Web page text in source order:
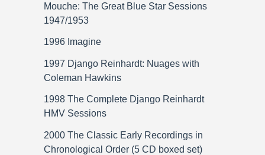
Mouche: The Great Blue Star Sessions
1947/1953
1996 Imagine
1997 Django Reinhardt: Nuages with
Coleman Hawkins
1998 The Complete Django Reinhardt
HMV Sessions
2000 The Classic Early Recordings in
Chronological Order (5 CD boxed set)